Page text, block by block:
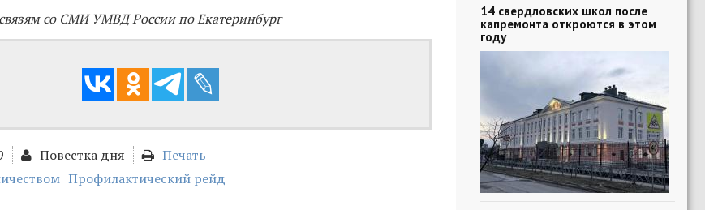
со СМИ УМВД России по Екатеринбург
Повестка дня
Печать
Профилактический рейд
14 свердловских школ после
капремонта откроются в этом
году